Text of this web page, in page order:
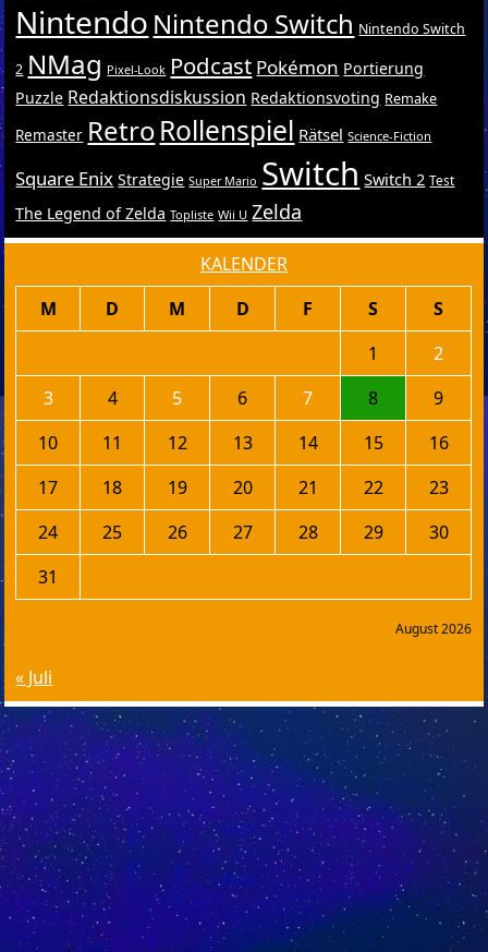
Nintendo Nintendo Switch Nintendo Switch
2 NMag Pixel-Look Podcast Pokémon Portierung
Puzzle Redaktionsdiskussion Redaktionsvoting Remake
Remaster RetroRollenspiel Rätsel Science-Fiction
Square Enix Strategie Super Mario Switch Switch 2 Test
The Legend of Zelda Topliste Wii U Zelda
KALENDER
August 2026
M D M D F S
S
1
2
3
4 5 6 7 8
9
10
11 12 13 14 15
16
17
18 19 20 21 22
23
24
25 26 27 28 29
30
31
« Juli